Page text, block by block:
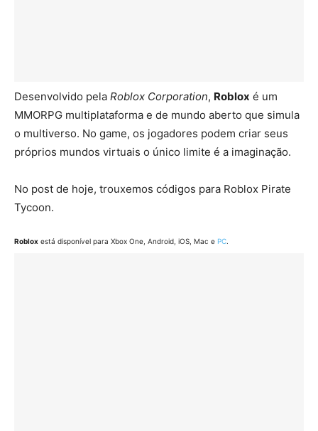
Desenvolvido pela Roblox Corporation, Roblox é um
MMORPG multiplataforma e de mundo aberto que simula
o multiverso. No game, os jogadores podem criar seus
próprios mundos virtuais o único limite é a imaginação.
No post de hoje, trouxemos códigos para Roblox Pirate
Tycoon.
Roblox está disponível para Xbox One, Android, iOS, Mac e PC.